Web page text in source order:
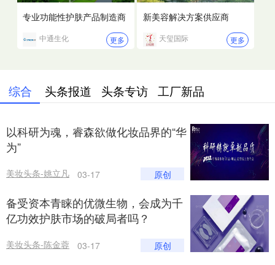
专业功能性护肤产品制造商
中通生化 更多
新美容解决方案供应商
天玺国际 更多
综合 头条报道 头条专访 工厂新品
以科研为魂，睿森欲做化妆品界的“华
为”
美妆头条-姚立凡 03-17 原创
备受资本青睐的优微生物，会成为千
亿功效护肤市场的破局者吗？
美妆头条-陈金蓉 03-17 原创